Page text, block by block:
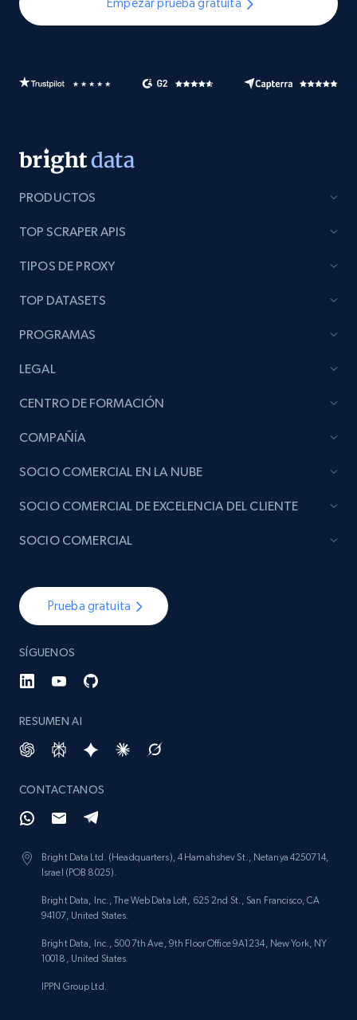
PRODUCTOS
TOP SCRAPER APIS
TIPOS DE PROXY
TOP DATASETS
PROGRAMAS
LEGAL
CENTRO DE FORMACIÓN
COMPAÑÍA
Prueba gratuita
SÍGUENOS
RESUMEN AI
CONTACTANOS
Bright Data Ltd. (Headquarters), 4 Hamahshev St., Netanya 4250714,
Israel (POB 8025).
Bright Data, Inc., The Web Data Loft, 625 2nd St., San Francisco, CA
94107, United States.
Bright Data, Inc., 500 7th Ave, 9th Floor Office 9A1234, New York, NY
10018, United States.
IPPN Group Ltd.
SOCIO COMERCIAL EN LA NUBE
SOCIO COMERCIAL DE EXCELENCIA DEL CLIENTE
SOCIO COMERCIAL